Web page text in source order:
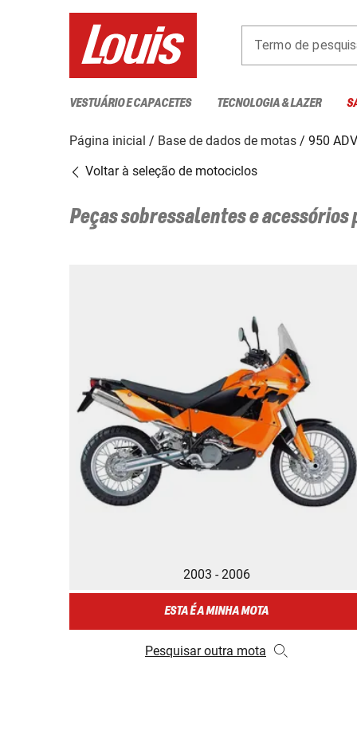
Termo de
VESTUÁRIO E CAPACETES TECNOLOGIA & LAZER
Página inicial Base de dados de motas
950
Voltar à seleção de motociclos
Peças sobressalentes e acessórios
2003 - 2006
ESTA É A MINHA MOTA
Pesquisar outra mota